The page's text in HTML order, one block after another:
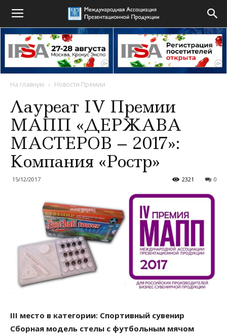
На главную Новости Премии
Лауреат IV Премии
МАПП «ДЕРЖАВА
МАСТЕРОВ – 2017»:
Компания «Ростр»
15/12/2017 0
2321
ІІІ место в категории: Спортивный сувенир
Сборная модель стелы с футбольным мячом